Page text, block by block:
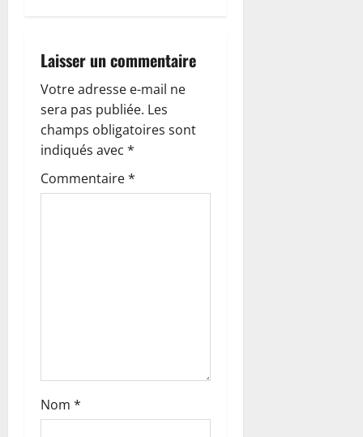
o
n
d
’
l
e
Laisser un commentaire
Votre adresse e-mail ne
sera pas publiée. Les
champs obligatoires sont
indiqués avec *
Commentaire*
Nom *